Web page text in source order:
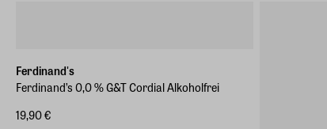
Ferdinand's
Ferdinand’s 0,0 % G&T Cordial Alkoholfrei
19,90 €